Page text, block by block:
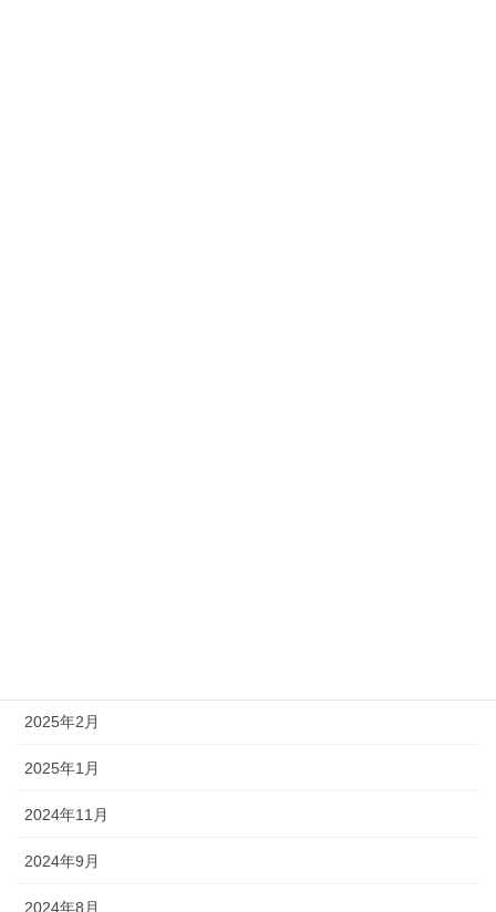
2025年2月
2025年1月
2024年11月
2024年9月
2024年8月